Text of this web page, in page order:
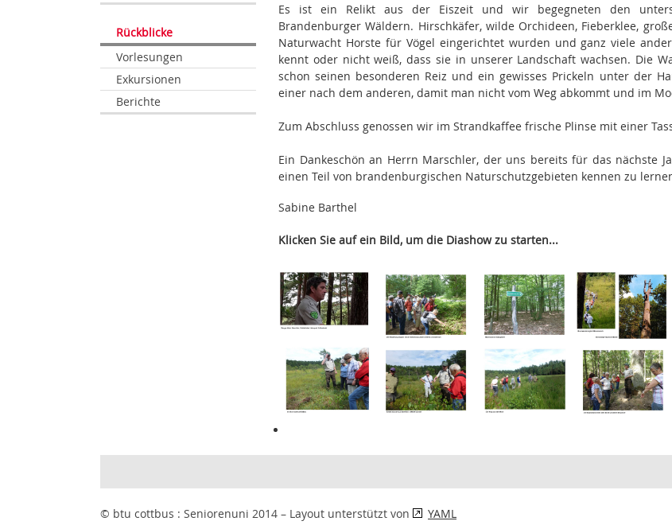
Rückblicke
Vorlesungen
Exkursionen
Berichte
Es ist ein Relikt aus der Eiszeit und wir begegneten den
Brandenburger Wäldern. Hirschkäfer, wilde Orchideen, Fieberklee,
Naturwacht Horste für Vögel eingerichtet wurden und ganz viele
kennt oder nicht weiß, dass sie in unserer Landschaft wachsen. Die
schon seinen besonderen Reiz und ein gewisses Prickeln unter der
einer nach dem anderen, damit man nicht vom Weg abkommt und im
Zum Abschluss genossen wir im Strandkaffee frische Plinse mit einer
Ein Dankeschön an Herrn Marschler, der uns bereits für das nächste
einen Teil von brandenburgischen Naturschutzgebieten kennen zu
Sabine Barthel
Klicken Sie auf ein Bild, um die Diashow zu starten...
© btu cottbus : Seniorenuni 2014 – Layout unterstützt von YAML